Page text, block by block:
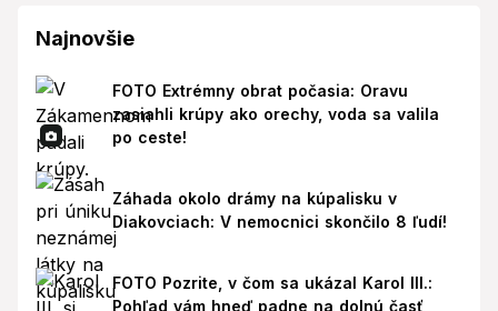
Najnovšie
FOTO Extrémny obrat počasia: Oravu
zasiahli krúpy ako orechy, voda sa valila
po ceste!
Záhada okolo drámy na kúpalisku v
Diakovciach: V nemocnici skončilo 8 ľudí!
FOTO Pozrite, v čom sa ukázal Karol III.:
Pohľad vám hneď padne na dolnú časť